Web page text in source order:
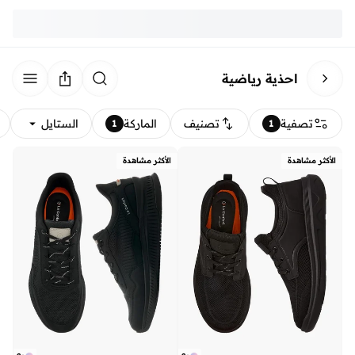
احذية رياضية
تصفية 1 تصنيف الماركة 1 الستايل
الأكثر مشاهدة الأكثر مشاهدة